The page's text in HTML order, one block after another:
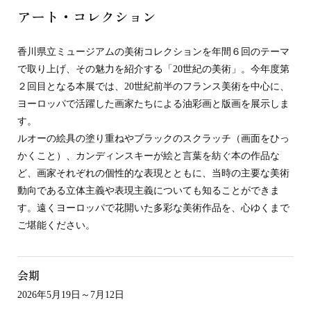
アート・コレクション
香川県立ミュージアムの美術コレクションを年間６回のテーマ
で取り上げ、その魅力を紹介する「20世紀の美術」。今年度第
２回目となる本展では、20世紀前半のフランス美術を中心に、
ヨーロッパで活躍した画家たちによる油彩画と版画を展示しま
す。
ルオーの絵具の塗り重ねやブラックのスクラッチ（画面をひっ
かくこと）、カンディンスキーが絵と言葉を紡ぐ本の作品な
ど、画家それぞれの個性的な表現とともに、当時の主要な美術
動向である立体主義や表現主義についても知ることができま
す。遠くヨーロッパで花開いた多彩な美術作品を、心ゆくまで
ご堪能ください。
会期
2026年5月19日～7月12日